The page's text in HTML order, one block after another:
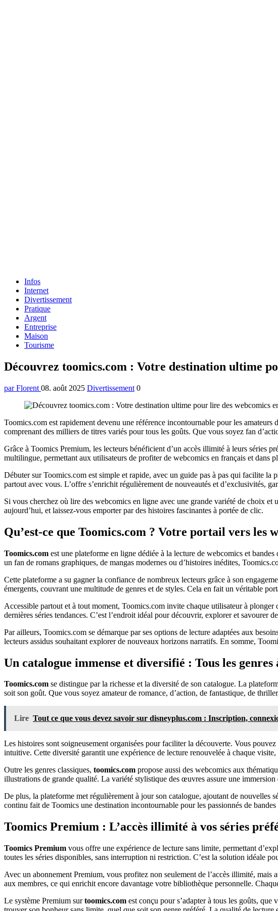
Formulaire
recherche
Infos
Internet
Divertissement
Pratique
Argent
Entreprise
Maison
Tourisme
Menu
Découvrez toomics.com : Votre destination ultime
par Florent 08. août 2025 Divertissement 0
Toomics.com est rapidement devenu une référence incontournable pour les
comprenant des milliers de titres variés pour tous les goûts. Que vous soyez fan
Grâce à Toomics Premium, les lecteurs bénéficient d’un accès illimité à leurs séries
multilingue, permettant aux utilisateurs de profiter de webcomics en français et dans
Débuter sur Toomics.com est simple et rapide, avec un guide pas à pas qui facilite
partout avec vous. L’offre s’enrichit régulièrement de nouveautés et d’exclusivités,
Si vous cherchez où lire des webcomics en ligne avec une grande variété de choix
aujourd’hui, et laissez-vous emporter par des histoires fascinantes à portée de clic.
Qu’est-ce que Toomics.com ? Votre portail vers les
Toomics.com est une plateforme en ligne dédiée à la lecture de webcomics et
un fan de romans graphiques, de mangas modernes ou d’histoires inédites,
Cette plateforme a su gagner la confiance de nombreux lecteurs grâce à son
émergents, couvrant une multitude de genres et de styles. Cela en fait un véritable
Accessible partout et à tout moment, Toomics.com invite chaque utilisateur à
dernières séries tendances. C’est l’endroit idéal pour découvrir, explorer et savourer
Par ailleurs, Toomics.com se démarque par ses options de lecture adaptées aux
lecteurs assidus souhaitant explorer de nouveaux horizons narratifs. En somme,
Un catalogue immense et diversifié : Tous les genres
Toomics.com se distingue par la richesse et la diversité de son catalogue. La
soit son goût. Que vous soyez amateur de romance, d’action, de fantastique, de
Lire Tout ce que vous devez savoir sur disneyplus.com : Inscription,
Les histoires sont soigneusement organisées pour faciliter la découverte. Vous
intuitive. Cette diversité garantit une expérience de lecture renouvelée à chaque
Outre les genres classiques, toomics.com propose aussi des webcomics aux
illustrations de grande qualité. La variété stylistique des œuvres assure une
De plus, la plateforme met régulièrement à jour son catalogue, ajoutant de nouvelles
continu fait de Toomics une destination incontournable pour les passionnés de bandes
Toomics Premium : L’accès illimité à vos séries
Toomics Premium vous offre une expérience de lecture sans limite, permettant
toutes les séries disponibles, sans interruption ni restriction. C’est la solution idéale
Avec un abonnement Premium, vous profitez non seulement de l’accès illimité,
aux membres, ce qui enrichit encore davantage votre bibliothèque personnelle.
Le système Premium surtoomics.com est conçu pour s’adapter à tous les goûts,